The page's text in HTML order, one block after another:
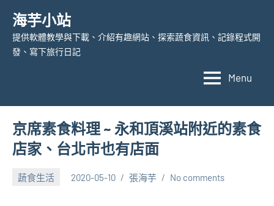
content
海芋小站
提供軟體教學與下載、介紹有趣網站、探索蔬食資訊、記錄程式開
發、寫下旅行日記
Menu
京席素食料理 ~ 永和頂溪站附近的素食
店家、台北市也有店面
蔬食生活 2020-05-10 張海芋 No comments